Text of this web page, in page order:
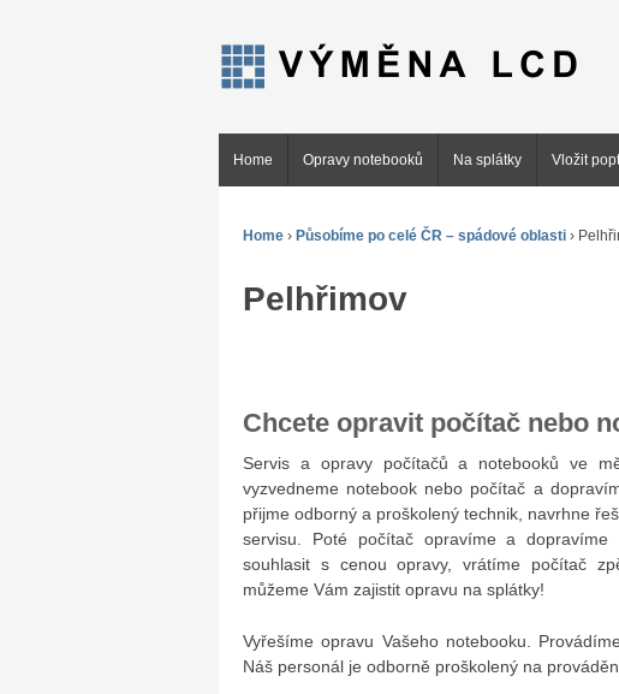
Home Opravy notebooků Na splátky Vložit
Home › Působíme po celé ČR – spádové oblasti ›
Pelhřimov
Chcete opravit počítač nebo
Servis a opravy počítačů a notebooků ve
vyzvedneme notebook nebo počítač a
přijme odborný a proškolený technik, navrhne
servisu. Poté počítač opravíme a
souhlasit s cenou opravy, vrátíme počítač
můžeme Vám zajistit opravu na splátky!
Vyřešíme opravu Vašeho notebooku.
Náš personál je odborně proškolený na